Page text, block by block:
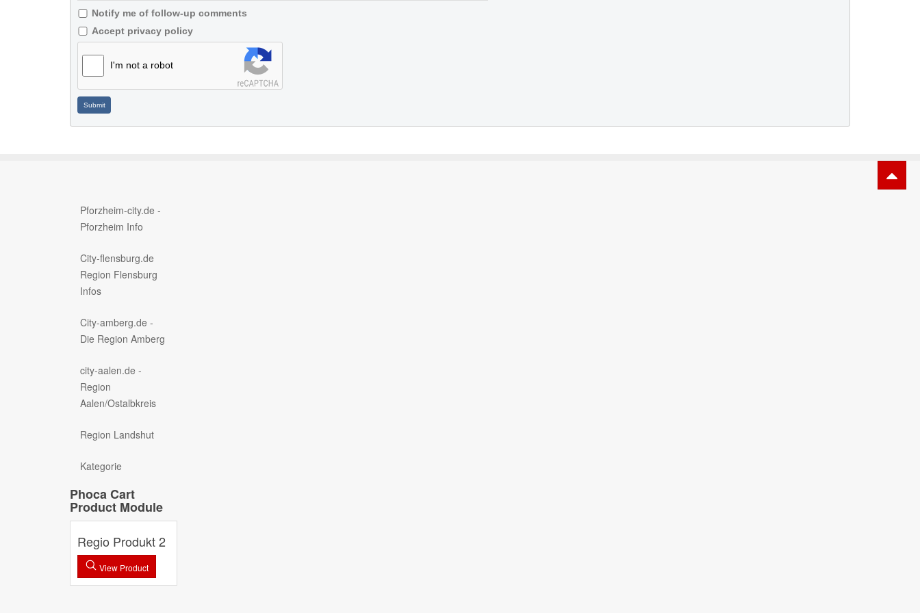
Notify me of follow-up comments
Accept privacy policy
I'm not a robot
Submit
Pforzheim-city.de -
Pforzheim Info
City-flensburg.de
Region Flensburg
Infos
City-amberg.de -
Die Region Amberg
city-aalen.de -
Region
Aalen/Ostalbkreis
Region Landshut
Kategorie
Phoca Cart
Product Module
Regio Produkt 2
View Product